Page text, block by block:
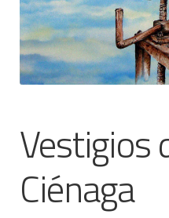
Vestigios
Ciénaga